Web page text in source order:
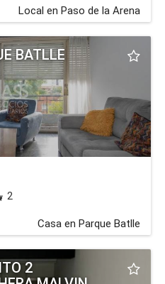
Local en Paso de la Arena
BATLLE
2
Casa en Parque Batlle
2